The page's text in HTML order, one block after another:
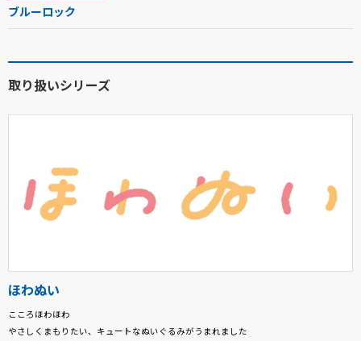
ブルーロック
取り扱いシリーズ
ほわぬい
こころほわほわ
やさしくまもりたい、キュートなぬいぐるみがうまれました